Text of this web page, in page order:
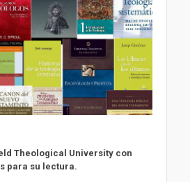
Theological University con
para su lectura.